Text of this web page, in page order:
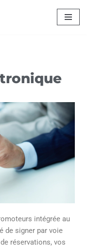
intégrée au
de signer par voie
réservations, vos